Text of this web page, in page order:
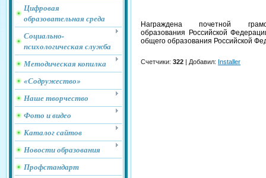
Цифровая
образовательная среда
Социально-
психологическая служба
Методическая копилка
«Содружество»
Наше творчество
Фото и видео
Каталог сайтов
Новости образования
Профстандарт
Награждена почетной
образования Российской
общего образования Российской
Счетчики: 322 Добавил: Installer